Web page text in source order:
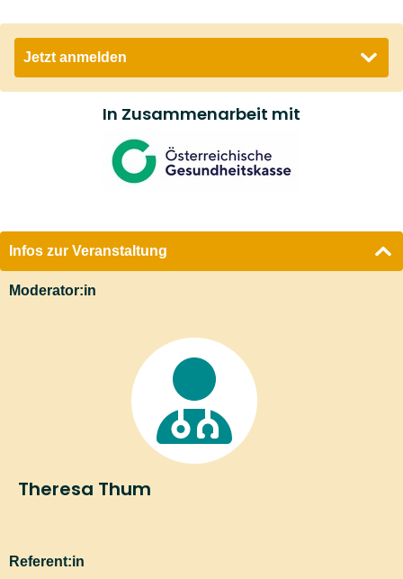
Jetzt anmelden
Email *
, ich will an der oben angeführten Veranstaltung
teilnehmen und bin damit einverstanden, dass die
und zur Korrespondenz mit mir über die
für die Reservierung (Bestätigung) sowie für den
Sobald Sie sich für die Veranstaltung angemeldet
haben, senden wir Ihnen an die von Ihnen
angegebene E-Mail-Adresse eine Nachricht mit
einem Link zurBestätigung der Anmeldung
eingesetzten Cookies (samt Auswahl- und Kontrollmöglichkeiten) sowie
zur Ausübung des Widerrufrechtes und zu den Betroffenenrechten finden
In Zusammenarbeit mit
Infos zur Veranstaltung
Moderator:in
Theresa Thum
Referent:in